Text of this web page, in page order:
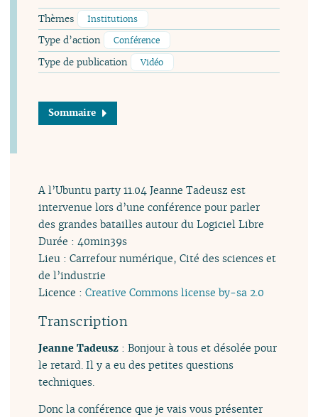
Thèmes Institutions
Type d’action Conférence
Type de publication Vidéo
Sommaire
A l’Ubuntu party 11.04 Jeanne Tadeusz est
intervenue lors d’une conférence pour parler
des grandes batailles autour du Logiciel Libre
Durée : 40min39s
Lieu : Carrefour numérique, Cité des sciences et
de l’industrie
Licence :Creative Commons license by-sa 2.0
Transcription
Jeanne Tadeusz : Bonjour à tous et désolée pour
le retard. Il y a eu des petites questions
techniques.
Donc la conférence que je vais vous présenter